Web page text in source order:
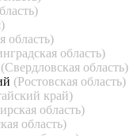
область)
область)
(Свердловская область)
(Ростовская область)
край)
область)
область)